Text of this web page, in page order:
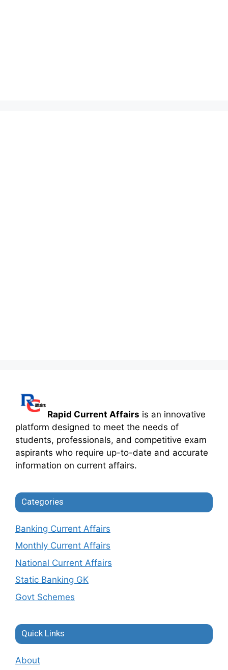
Rapid Current Affairs is an innovative
platform designed to meet the needs of
students, professionals, and competitive exam
aspirants who require up-to-date and accurate
information on current affairs.
Categories
Banking Current Affairs
Monthly Current Affairs
National Current Affairs
Static Banking GK
Govt Schemes
Quick Links
About